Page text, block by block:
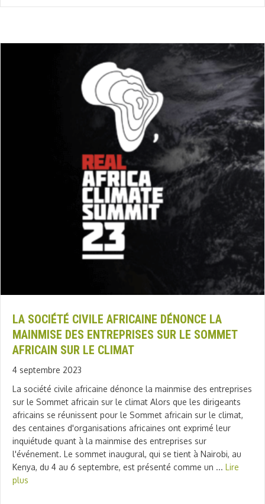
LA SOCIÉTÉ CIVILE AFRICAINE DÉNONCE LA
MAINMISE DES ENTREPRISES SUR LE SOMMET
AFRICAIN SUR LE CLIMAT
4 septembre 2023
La société civile africaine dénonce la mainmise des entreprises
sur le Sommet africain sur le climat Alors que les dirigeants
africains se réunissent pour le Sommet africain sur le climat,
des centaines d'organisations africaines ont exprimé leur
inquiétude quant à la mainmise des entreprises sur
l'événement. Le sommet inaugural, qui se tient à Nairobi, au
Kenya, du 4 au 6 septembre, est présenté comme un ... Lire
plus